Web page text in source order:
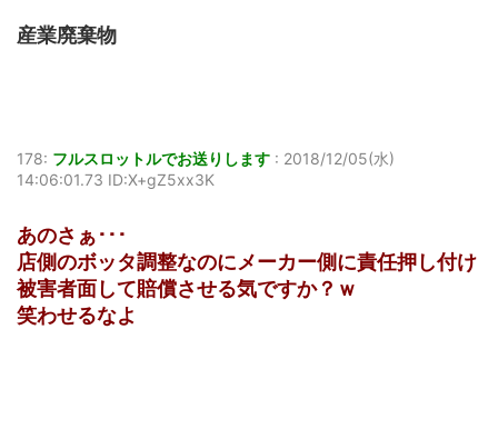
産業廃棄物
178: フルスロットルでお送りします : 2018/12/05(水)
14:06:01.73 ID:X+gZ5xx3K
あのさぁ･･･
店側のボッタ調整なのにメーカー側に責任押し付け
被害者面して賠償させる気ですか？ｗ
笑わせるなよ